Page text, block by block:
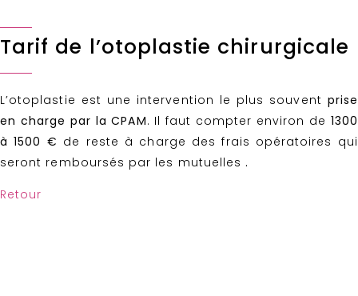
Tarif de l’otoplastie chirurgicale
L’otoplastie est une intervention le plus souvent prise
en charge par la CPAM. Il faut compter environ de 1300
à 1500 € de reste à charge des frais opératoires qui
seront remboursés par les mutuelles.
Retour